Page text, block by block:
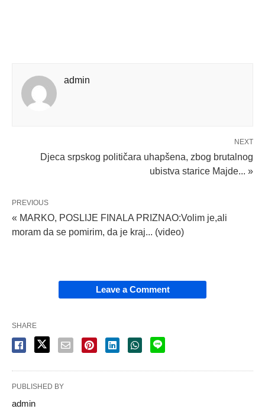
admin
NEXT
Djeca srpskog političara uhapšena, zbog brutalnog
ubistva starice Majde... »
PREVIOUS
« MARKO, POSLIJE FINALA PRIZNAO:Volim je,ali
moram da se pomirim, da je kraj... (video)
Leave a Comment
SHARE
PUBLISHED BY
admin